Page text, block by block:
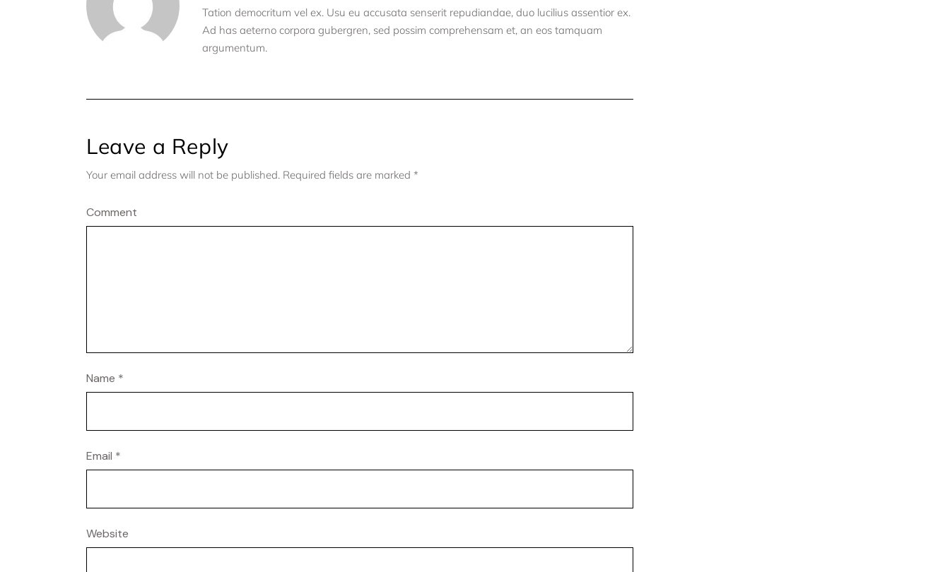
Tation democritum vel ex. Usu eu accusata senserit repudiandae, duo lucilius assentior ex.
Ad has aeterno corpora gubergren, sed possim comprehensam et, an eos tamquam
argumentum.
Leave a Reply
Your email address will not be published. Required fields are marked *
Comment
Name *
Email *
Website